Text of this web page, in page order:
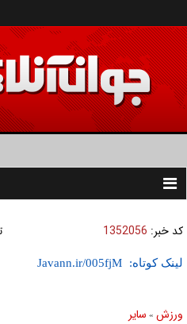
Toggle
کد خبر: 1352056
لینک کوتاه:
ورزش » ساير